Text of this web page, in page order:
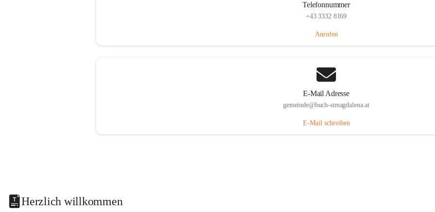
Telefonnummer
+43 3332 8169
Anrufen
E-Mail Adresse
gemeinde@buch-stmagdalena.at
E-Mail schreiben
Herzlich willkommen